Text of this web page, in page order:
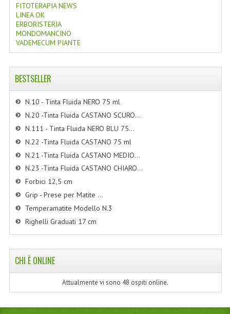
FITOTERAPIA NEWS
LINEA OK
ERBORISTERIA
MONDOMANCINO
VADEMECUM PIANTE
BESTSELLER
N.10 - Tinta Fluida NERO 75 ml
N.20 -Tinta Fluida CASTANO SCURO...
N.111 - Tinta Fluida NERO BLU 75...
N.22 -Tinta Fluida CASTANO 75 ml
N.21 -Tinta Fluida CASTANO MEDIO...
N.23 -Tinta Fluida CASTANO CHIARO...
Forbici 12,5 cm
Grip - Prese per Matite ...
Temperamatite Modello N.3
Righelli Graduati 17 cm
CHI È ONLINE
Attualmente vi sono 48 ospiti online.